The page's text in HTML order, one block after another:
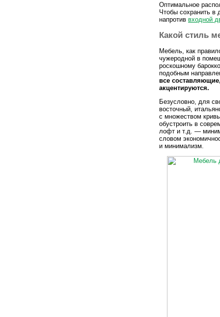
Оптимальное
Чтобы сохранить в
напротив входной
Какой стиль
Мебель, как
чужеродной в
роскошному
подобным
все
акцентируются.
Безусловно, для
восточный,
с множеством
обустроить в
лофт и т.д. —
словом
и минимализм.